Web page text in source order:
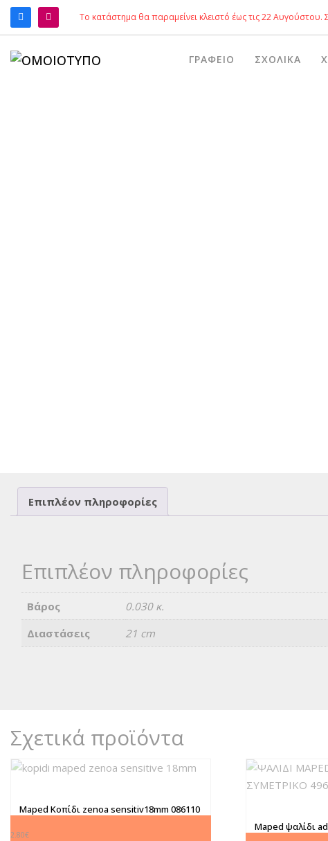
ΑΝΑΖΉΤΗΣΗ
Το κατάστημα θα παραμείνει κλειστό έως τις 22 Αυγούστου.
ΓΡΑΦΕΊΟ ΣΧΟΛΙΚΆ
Επιπλέον πληροφορίες
Επιπλέον πληροφορίες
Βάρος
0.030 κ.
Διαστάσεις
21 cm
Σχετικά προϊόντα
Maped Κοπίδι zenoa sensitiv18mm 086110
2.80€
Maped ψαλίδι